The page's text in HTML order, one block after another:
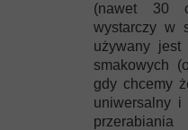
(nawet 30
wystarczy w
używany jest
smakowych
gdy chcemy
uniwersalny i
przerabiania